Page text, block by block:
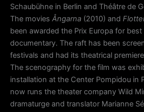
Schaubühne in Berlin and Théâtre de
The movies Ångarna (2010) and
been awarded the Prix Europa for best
documentary. The raft has been
festivals and had its theatrical
The scenography for the film was
installation at the Center Pompidou in
now runs the theater company Wild
dramaturge and translator Marianne